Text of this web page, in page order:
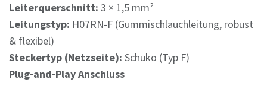
Leiterquerschnitt: 3 × 1,5 mm²
Leitungstyp: H07RN-F (Gummischlauchleitung, robust
& flexibel)
Steckertyp (Netzseite): Schuko (Typ F)
Plug-and-Play Anschluss